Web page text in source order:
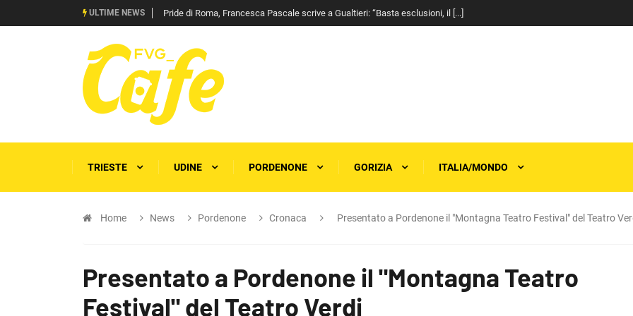
ULTIME NEWS Pride di Roma, Francesca Pascale scrive a Gualtieri: “Basta esclusioni, il [...]
TRIESTE UDINE PORDENONE GORIZIA ITALIA/MONDO
Home News Pordenone Cronaca Presentato a Pordenone il "Montagna Teatro Festival" del Teatro
Presentato a Pordenone il "Montagna Teatro
Festival" del Teatro Verdi